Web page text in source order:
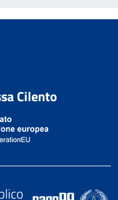
Cilento